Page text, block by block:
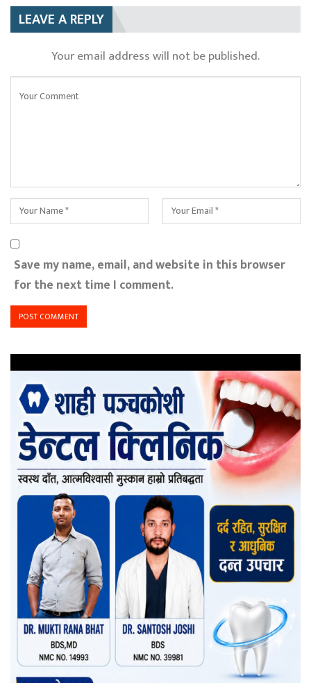
LEAVE A REPLY
Your email address will not be published.
Save my name, email, and website in this browser
for the next time I comment.